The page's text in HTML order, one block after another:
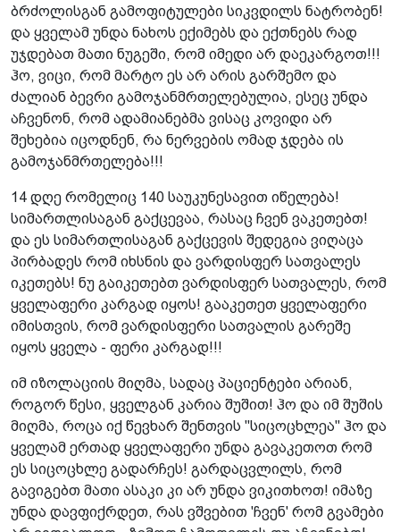
ბრძოლისგან გამოფიტულები სიკვდილს ნატრობენ!
და ყველამ უნდა ნახოს ექიმებს და ექთნებს რად
უჯდებათ მათი ნუგეში, რომ იმედი არ დაეკარგოთ!!!
ჰო, ვიცი, რომ მარტო ეს არ არის გარშემო და
ძალიან ბევრი გამოჯანმრთელებულია, ესეც უნდა
აჩვენონ, რომ ადამიანებმა ვისაც კოვიდი არ
შეხებია იცოდნენ, რა ნერვების ომად ჯდება ის
გამოჯანმრთელება!!!
14 დღე რომელიც 140 საუკუნესავით იწელება!
სიმართლისაგან გაქცევაა, რასაც ჩვენ ვაკეთებთ!
და ეს სიმართლისაგან გაქცევის შედეგია ვიღაცა
პირბადეს რომ იხსნის და ვარდისფერ სათვალეს
იკეთებს! ნუ გაიკეთებთ ვარდისფერ სათვალეს, რომ
ყველაფერი კარგად იყოს! გააკეთეთ ყველაფერი
იმისთვის, რომ ვარდისფერი სათვალის გარეშე
იყოს ყველა - ფერი კარგად!!!
იმ იზოლაციის მიღმა, სადაც პაციენტები არიან,
როგორ წესი, ყველგან კარია შუშით! ჰო და იმ შუშის
მიღმა, როცა იქ წევხარ შენთვის "სიცოცხლეა" ჰო და
ყველამ ერთად ყველაფერი უნდა გავაკეთოთ რომ
ეს სიცოცხლე გადარჩეს! გარდაცვლილს, რომ
გავიგებთ მათი ასაკი კი არ უნდა ვიკითხოთ! იმაზე
უნდა დავფიქრდეთ, რას ვშვებით 'ჩვენ' რომ გვამები